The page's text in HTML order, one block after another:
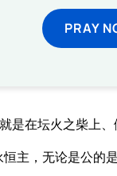
PRAY
在坛火之柴上、
主，无论是公的